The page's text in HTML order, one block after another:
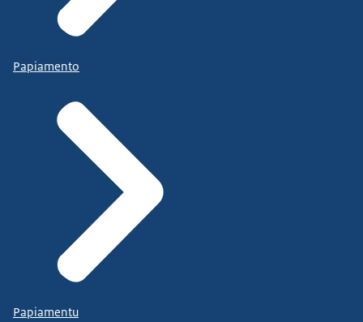
Papiamento
Papiamentu